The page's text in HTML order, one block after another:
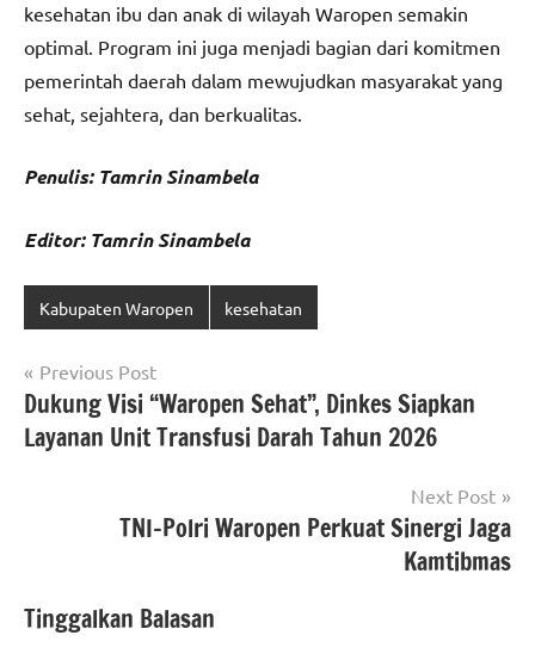
kesehatan ibu dan anak di wilayah Waropen semakin
optimal. Program ini juga menjadi bagian dari komitmen
pemerintah daerah dalam mewujudkan masyarakat yang
sehat, sejahtera, dan berkualitas.
Penulis: Tamrin Sinambela
Editor: Tamrin Sinambela
Kabupaten Waropen kesehatan
Navigasi
pos
Previous Post
Dukung Visi “Waropen Sehat”, Dinkes Siapkan
Layanan Unit Transfusi Darah Tahun 2026
Next Post
TNI–Polri Waropen Perkuat Sinergi Jaga
Kamtibmas
Tinggalkan Balasan